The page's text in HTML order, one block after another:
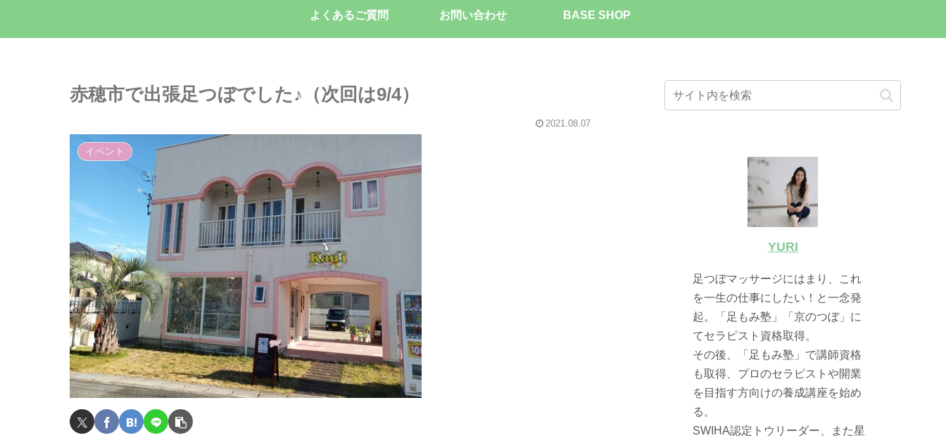
よくあるご質問 お問い合わせ BASE SHOP
赤穂市で出張足つぼでした♪（次回は9/4）
2021.08.07
イベント
YURI
足つぼマッサージにはまり、これ
を一生の仕事にしたい！と一念発
起。「足もみ塾」「京のつぼ」に
てセラピスト資格取得。
その後、「足もみ塾」で講師資格
も取得、プロのセラピストや開業
を目指す方向けの養成講座を始め
る。
SWIHA認定トウリーダー、また星